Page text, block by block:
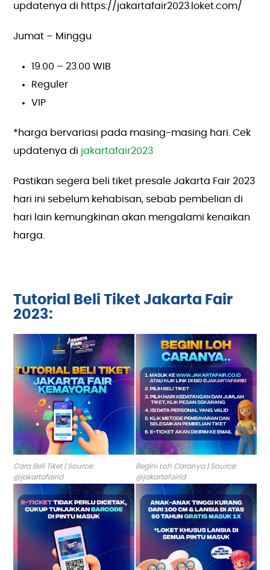
updatenya di https://jakartafair2023.loket.com/
Jumat – Minggu
19.00 – 23.00 WIB
Reguler
VIP
*harga bervariasi pada masing-masing hari. Cek
updatenya di jakartafair2023
Pastikan segera beli tiket presale Jakarta Fair 2023
hari ini sebelum kehabisan, sebab pembelian di
hari lain kemungkinan akan mengalami kenaikan
harga.
Tutorial Beli Tiket Jakarta Fair
2023:
Cara Beli Tiket | Source:
@jakartafairid
Begini Loh Caranya | Source:
@jakartafairid